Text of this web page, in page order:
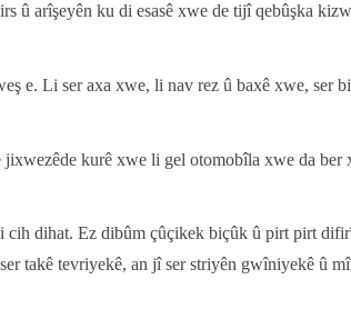
û arîşeyên ku di esasê xwe de tijî qebûşka
e. Li ser axa xwe, li nav rez û baxê xwe, ser
kurê xwe li gel otomobîla xwe da ber
cih dihat. Ez dibûm çûçikek biçûk û pirt pirt
takê tevriyekê, an jî ser striyên gwîniyekê û